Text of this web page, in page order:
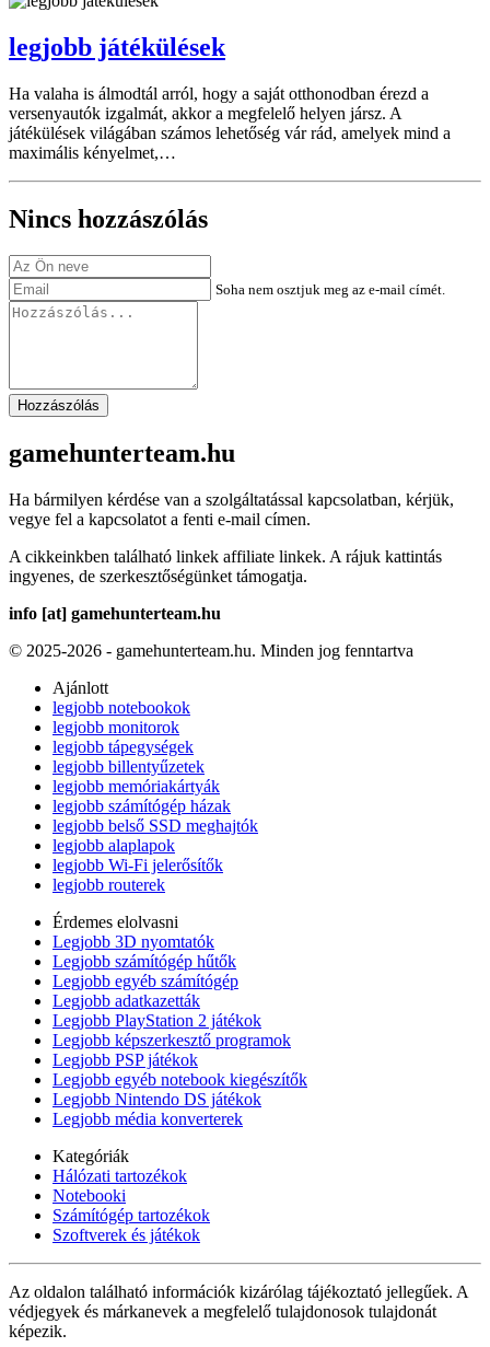
legjobb játékülések
Ha valaha is álmodtál arról, hogy a saját otthonodban érezd a
versenyautók izgalmát, akkor a megfelelő helyen jársz. A
játékülések világában számos lehetőség vár rád, amelyek mind a
maximális kényelmet,…
Nincs hozzászólás
Soha nem osztjuk meg az e-mail címét.
Hozzászólás
gamehunterteam.hu
Ha bármilyen kérdése van a szolgáltatással kapcsolatban, kérjük,
vegye fel a kapcsolatot a fenti e-mail címen.
A cikkeinkben található linkek affiliate linkek. A rájuk kattintás
ingyenes, de szerkesztőségünket támogatja.
info [at] gamehunterteam.hu
© 2025-2026 - gamehunterteam.hu. Minden jog fenntartva
Ajánlott
legjobb notebookok
legjobb monitorok
legjobb tápegységek
legjobb billentyűzetek
legjobb memóriakártyák
legjobb számítógép házak
legjobb belső SSD meghajtók
legjobb alaplapok
legjobb Wi-Fi jelerősítők
legjobb routerek
Érdemes elolvasni
Legjobb 3D nyomtatók
Legjobb számítógép hűtők
Legjobb egyéb számítógép
Legjobb adatkazetták
Legjobb PlayStation 2 játékok
Legjobb képszerkesztő programok
Legjobb PSP játékok
Legjobb egyéb notebook kiegészítők
Legjobb Nintendo DS játékok
Legjobb média konverterek
Kategóriák
Hálózati tartozékok
Notebooki
Számítógép tartozékok
Szoftverek és játékok
Az oldalon található információk kizárólag tájékoztató jellegűek. A
védjegyek és márkanevek a megfelelő tulajdonosok tulajdonát
képezik.